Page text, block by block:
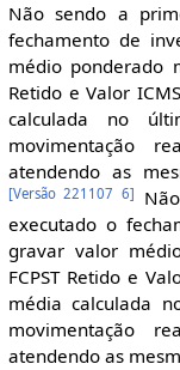
Não sendo a
fechamento de
médio ponderado
Retido e Valor
calculada no
movimentação
atendendo as
[Versão 221107 6]
executado o
gravar valor
FCPST Retido e
média calculada
movimentação
atendendo as